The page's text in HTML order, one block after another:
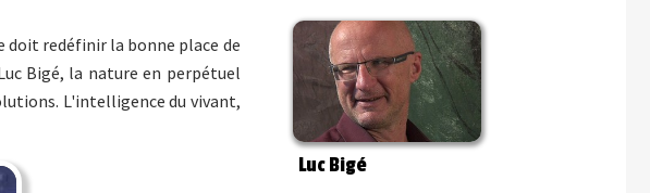
doit redéfinir la bonne place de
Bigé, la nature en perpétuel
L'intelligence du vivant,
Luc Bigé